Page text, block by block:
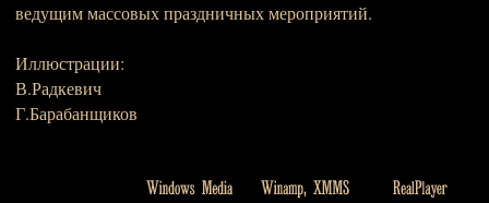
ведущим массовых праздничных мероприятий.
Иллюстрации:
В.Радкевич
Г.Барабанщиков